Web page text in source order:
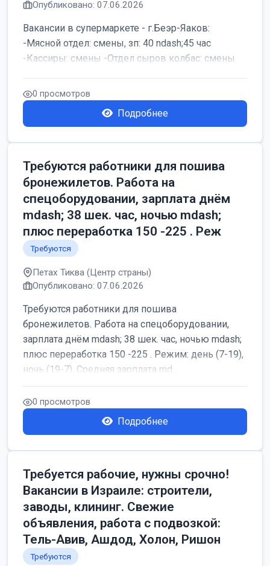
Опубликовано: 07.06.2026
Вакансии в супермаркете - г.Беэр-Яаков:
-Мясной отдел: смены, зп: 40 ndash;45 час
-Кассиры: смены -Отдел сыров колбас: смены
0 просмотров
Подробнее
Требуются работники для пошива
бронежилетов. Работа на
спецоборудовании, зарплата днём
mdash; 38 шек. час, ночью mdash;
плюс переработка 150 -225 . Реж
Требуются
Петах Тиква (Центр страны)
Опубликовано: 07.06.2026
Требуются работники для пошива
бронежилетов. Работа на спецоборудовании,
зарплата днём mdash; 38 шек. час, ночью mdash;
плюс переработка 150 -225 . Режим: день (7-19),
ночь (19-7). Средняя зарплата md...
0 просмотров
Подробнее
Требуется рабочие, нужны срочно!
Вакансии в Израиле: строители,
заводы, клининг. Свежие
объявления, работа с подвозкой:
Тель-Авив, Ашдод, Холон, Ришон
Требуются